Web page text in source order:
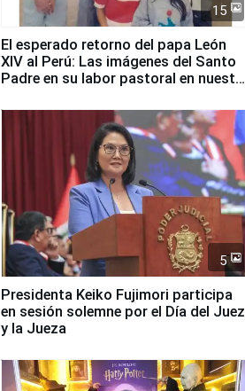
15
El esperado retorno del papa León
XIV al Perú: Las imágenes del Santo
Padre en su labor pastoral en nuestro
5
Presidenta Keiko Fujimori participa
en sesión solemne por el Día del Juez
y la Jueza